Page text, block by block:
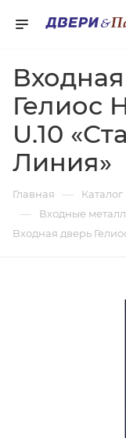
Гелиос
U.10
Линия»
Главная — Каталог
— Входные
Входная дверь